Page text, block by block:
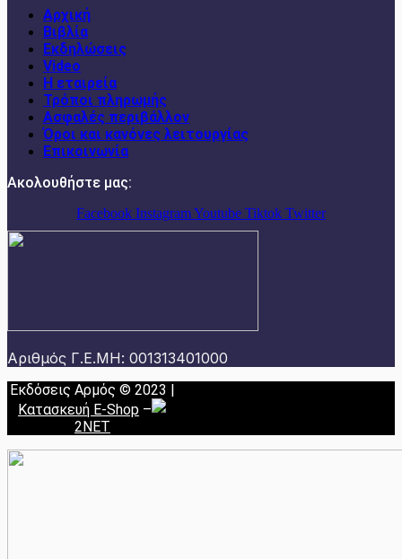
Αρχική
Βιβλία
Εκδηλώσεις
Video
Η εταιρεία
Τρόποι πληρωμής
Ασφαλές περιβάλλον
Όροι και κανόνες λειτουργίας
Επικοινωνία
Ακολουθήστε μας:
Facebook InstagramYoutube Tiktok Twitter
Αριθμός Γ.Ε.ΜΗ: 001313401000
Εκδόσεις Αρμός © 2023 |
Κατασκευή E-Shop –
2NET